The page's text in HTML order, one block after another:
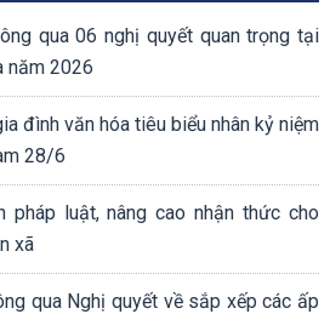
qua 06 nghị quyết quan trọng tại
năm 2026
đình văn hóa tiêu biểu nhân kỷ niệm
28/6
pháp luật, nâng cao nhận thức cho
xã
qua Nghị quyết về sắp xếp các ấp